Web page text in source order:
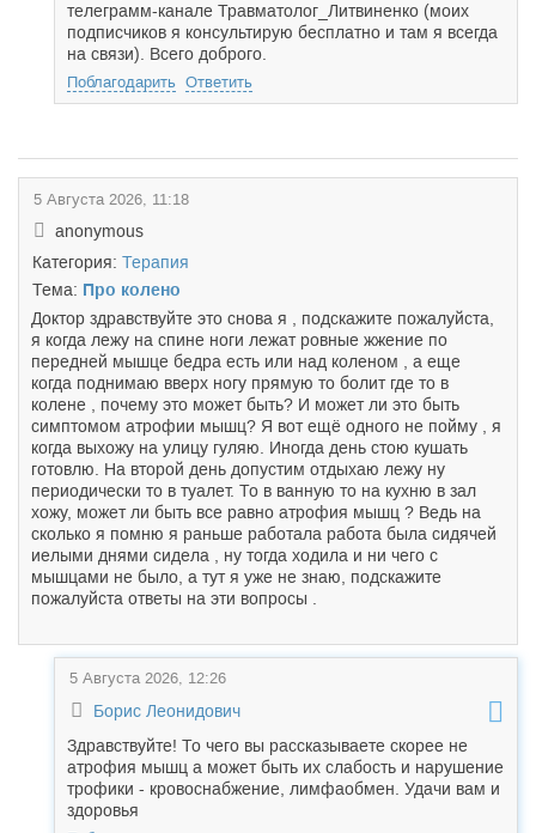
телеграмм-канале Травматолог_Литвиненко (моих
подписчиков я консультирую бесплатно и там я всегда
на связи). Всего доброго.
Поблагодарить Ответить
5 Августа 2026, 11:18
anonymous
Категория: Терапия
Тема: Про колено
Доктор здравствуйте это снова я , подскажите пожалуйста,
я когда лежу на спине ноги лежат ровные жжение по
передней мышце бедра есть или над коленом , а еще
когда поднимаю вверх ногу прямую то болит где то в
колене , почему это может быть? И может ли это быть
симптомом атрофии мышц? Я вот ещё одного не пойму , я
когда выхожу на улицу гуляю. Иногда день стою кушать
готовлю. На второй день допустим отдыхаю лежу ну
периодически то в туалет. То в ванную то на кухню в зал
хожу, может ли быть все равно атрофия мышц ? Ведь на
сколько я помню я раньше работала работа была сидячей
иелыми днями сидела , ну тогда ходила и ни чего с
мышцами не было, а тут я уже не знаю, подскажите
пожалуйста ответы на эти вопросы .
5 Августа 2026, 12:26
Борис Леонидович
Здравствуйте! То чего вы рассказываете скорее не
атрофия мышц а может быть их слабость и нарушение
трофики - кровоснабжение, лимфаобмен. Удачи вам и
здоровья